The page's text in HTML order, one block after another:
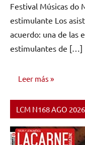
comentarios
Festival Músicas do
estimulante Los
acuerdo: una de las
estimulantes de […]
Leer más
NOTICIAS
LCM N168 AGO 2026